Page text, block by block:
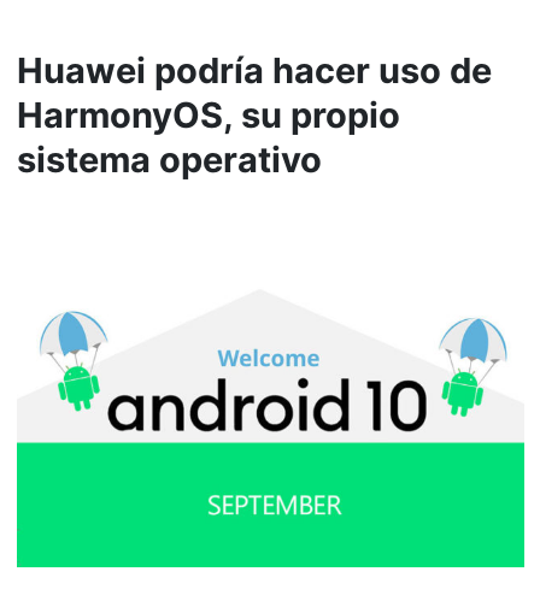
Huawei podría hacer uso de
HarmonyOS, su propio
sistema operativo